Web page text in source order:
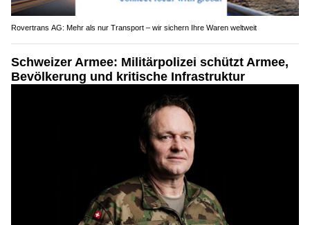
Rovertrans AG: Mehr als nur Transport – wir sichern Ihre Waren weltweit
Schweizer Armee: Militärpolizei schützt Armee,
Bevölkerung und kritische Infrastruktur